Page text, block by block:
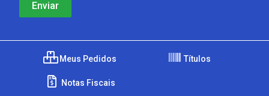
Meus Pedidos Títulos
Notas Fiscais